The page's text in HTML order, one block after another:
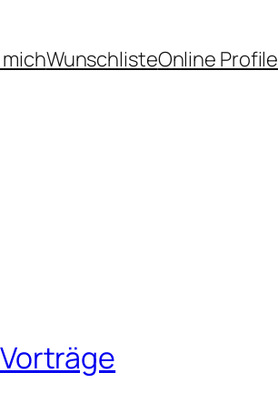
WunschlisteOnline